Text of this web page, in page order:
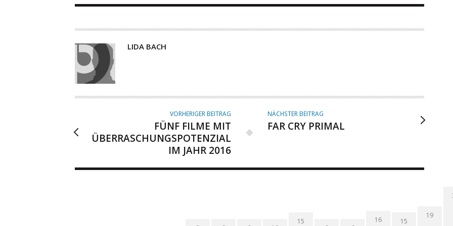
A
R
LIDA BACH
VORHERIGER BEITRAG
FÜNF FILME MIT
ÜBERRASCHUNGSPOTENZIAL
IM JAHR 2016
NÄCHSTER BEITRAG
FAR CRY PRIMAL
15 16 15
19